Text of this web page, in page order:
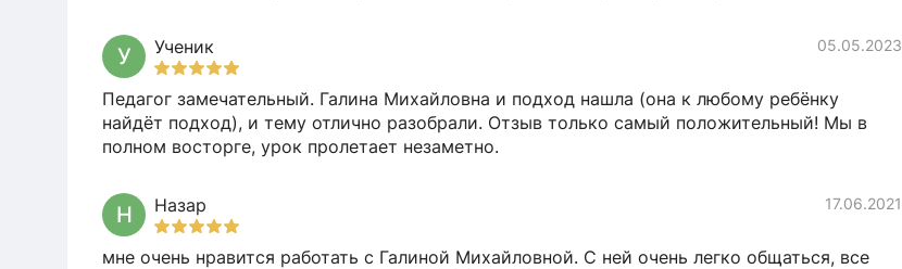
У Ученик 05.05.2023
Педагог замечательный. Галина Михайловна и подход нашла (она к любому ребёнку
найдёт подход), и тему отлично разобрали. Отзыв только самый положительный! Мы в
полном восторге, урок пролетает незаметно.
Н Назар 17.06.2021
мне очень нравится работать с Галиной Михайловной. С ней очень легко общаться, все